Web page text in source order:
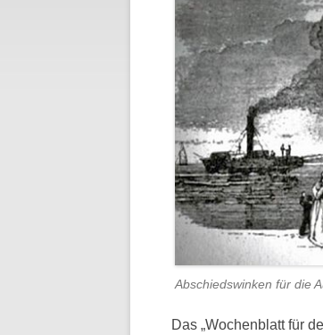
Abschiedswinken für die
Das „Wochenblatt für